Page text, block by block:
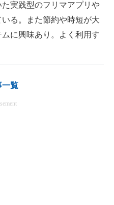
実践型のフリマアプリや
る。また節約や時短が大
に興味あり。よく利用す
一覧